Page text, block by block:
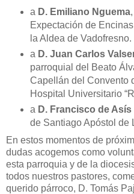
a D. Emiliano Nguema
Expectación de
la Aldea de Vadofresno.
a D. Juan Carlos
parroquial del Beato
Capellán del Convento
Hospital Universitario
a D. Francisco de
de Santiago Apóstol de
En estos momentos de
dudas acogemos como
esta parroquia y de la
todos nuestros pastores,
querido párroco, D. Tomás